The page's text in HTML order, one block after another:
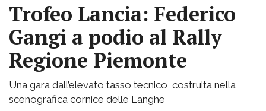
Trofeo Lancia: Federico
Gangi a podio al Rally
Regione Piemonte
Una gara dall’elevato tasso tecnico, costruita nella
scenografica cornice delle Langhe